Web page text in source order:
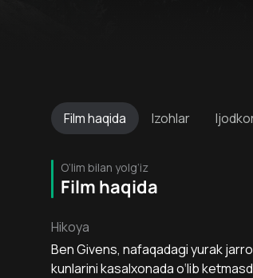
Filmhaqida Izohlar
O‘lim bilan yolg‘iz
Film haqida
Hikoya
Ben Givens, nafaqadagi yurak
kunlarini kasalxonada o‘lib